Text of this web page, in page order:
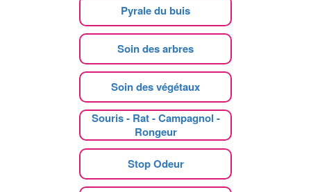
Pyrale du buis
Soin des arbres
Soin des végétaux
Souris - Rat - Campagnol -
Rongeur
Stop Odeur